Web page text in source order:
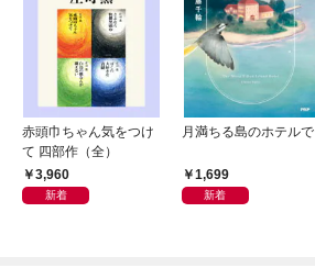
赤頭巾ちゃん気をつけ
て 四部作（全）
3,960
新着
月満ちる島のホテルで
1,699
新着